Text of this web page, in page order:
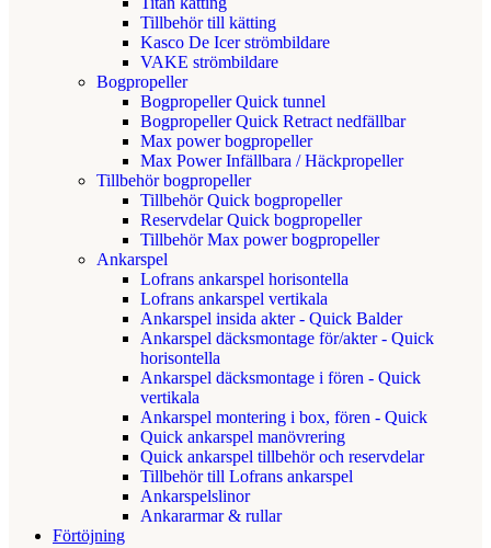
Tillbehör till kätting
Kasco De Icer strömbildare
VAKE strömbildare
Bogpropeller
Bogpropeller Quick tunnel
Bogpropeller Quick Retract nedfällbar
Max power bogpropeller
Max Power Infällbara / Häckpropeller
Tillbehör bogpropeller
Tillbehör Quick bogpropeller
Reservdelar Quick bogpropeller
Tillbehör Max power bogpropeller
Ankarspel
Lofrans ankarspel horisontella
Lofrans ankarspel vertikala
Ankarspel insida akter - Quick Balder
Ankarspel däcksmontage för/akter - Quick
horisontella
Ankarspel däcksmontage i fören - Quick
vertikala
Ankarspel montering i box, fören - Quick
Quick ankarspel manövrering
Quick ankarspel tillbehör och reservdelar
Tillbehör till Lofrans ankarspel
Ankarspelslinor
Ankararmar & rullar
Förtöjning